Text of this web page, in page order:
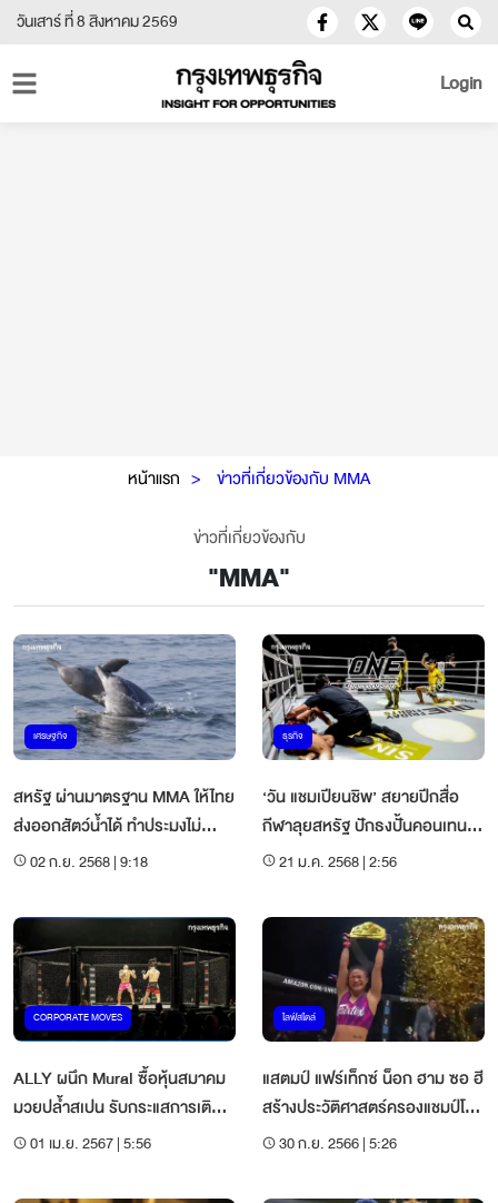
วันเสาร์ ที่ 8 สิงหาคม 2569
Login
หน้าแรก ข่าวที่เกี่ยวข้องกับ MMA
ข่าวที่เกี่ยวข้องกับ
"MMA"
เศรษฐกิจ
สหรัฐ ผ่านมาตรฐาน MMA ให้ไทย
ส่งออกสัตว์น้ำได้ ทำประมงไม่
กระทบโลมา
02 ก.ย. 2568 | 9:18
ธุรกิจ
‘วัน แชมเปียนชิพ’ สยายปีกสื่อ
กีฬาลุยสหรัฐ ปักธงปั้นคอนเทนต์
ผงาดโลก
21 ม.ค. 2568 | 2:56
CORPORATE MOVES
ALLY ผนึก Mural ซื้อหุ้นสมาคม
มวยปล้ำสเปน รับกระแสการเติบโต
ของ MMA
01 เม.ย. 2567 | 5:56
ไลฟ์สไตล์
แสตมป์ แฟร์เท็กซ์ น็อก ฮาม ซอ ฮี
สร้างประวัติศาสตร์ครองแชมป์โลก
มวย ONE 3 เส้น
30 ก.ย. 2566 | 5:26